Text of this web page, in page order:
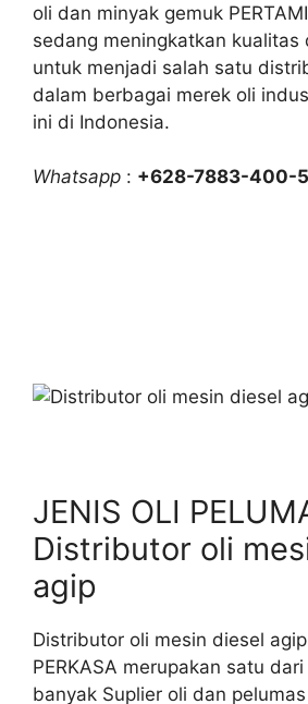
oli dan minyak gemuk
sedang meningkatkan kualitas
untuk menjadi salah satu
dalam berbagai merek oli
ini di Indonesia.
Whatsapp : +628-7883-400-
JENIS OLI
Distributor oli
agip
Distributor oli mesin diesel agip
PERKASA merupakan satu
banyak Suplier oli dan